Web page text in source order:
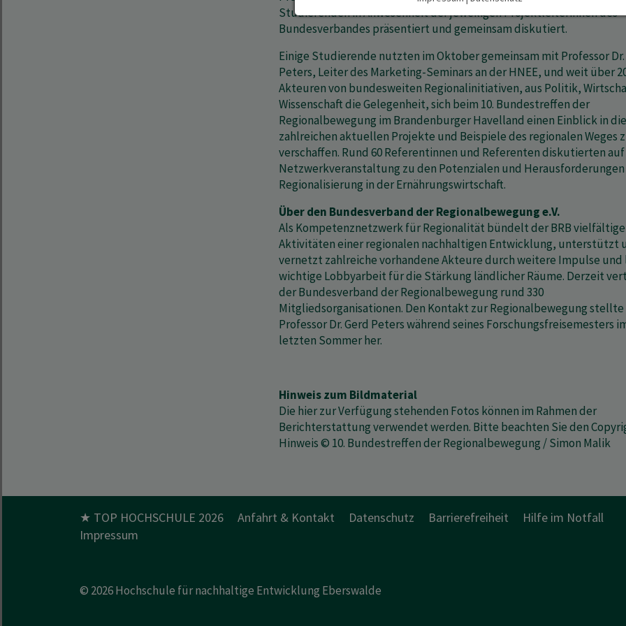
Studierenden in Anwesenheit der jeweiligen Projektleiterinnen des
Bundesverbandes präsentiert und gemeinsam diskutiert.
Einige Studierende nutzten im Oktober gemeinsam mit Professor Dr.
Peters, Leiter des Marketing-Seminars an der HNEE, und weit über
Akteuren von bundesweiten Regionalinitiativen, aus Politik,
Wissenschaft die Gelegenheit, sich beim 10. Bundestreffen der
Regionalbewegung im Brandenburger Havelland einen Einblick in die
zahlreichen aktuellen Projekte und Beispiele des regionalen Weges
verschaffen. Rund 60 Referentinnen und Referenten diskutierten
Netzwerkveranstaltung zu den Potenzialen und
Regionalisierung in der Ernährungswirtschaft.
Über den Bundesverband der Regionalbewegung e.V.
Als Kompetenznetzwerk für Regionalität bündelt der BRB vielfältige
Aktivitäten einer regionalen nachhaltigen Entwicklung, unterstützt
vernetzt zahlreiche vorhandene Akteure durch weitere Impulse
wichtige Lobbyarbeit für die Stärkung ländlicher Räume. Derzeit
der Bundesverband der Regionalbewegung rund 330
Mitgliedsorganisationen. Den Kontakt zur Regionalbewegung stellte
Professor Dr. Gerd Peters während seines Forschungsfreisemesters
letzten Sommer her.
Hinweis zum Bildmaterial
Die hier zur Verfügung stehenden Fotos können im Rahmen der
Berichterstattung verwendet werden. Bitte beachten Sie den
Hinweis © 10. Bundestreffen der Regionalbewegung / Simon Malik
★ TOP HOCHSCHULE 2026 Anfahrt & Kontakt Datenschutz Barrierefreiheit
Hilfe im Notfall
Impressum
© 2026Hochschule für nachhaltige Entwicklung Eberswalde